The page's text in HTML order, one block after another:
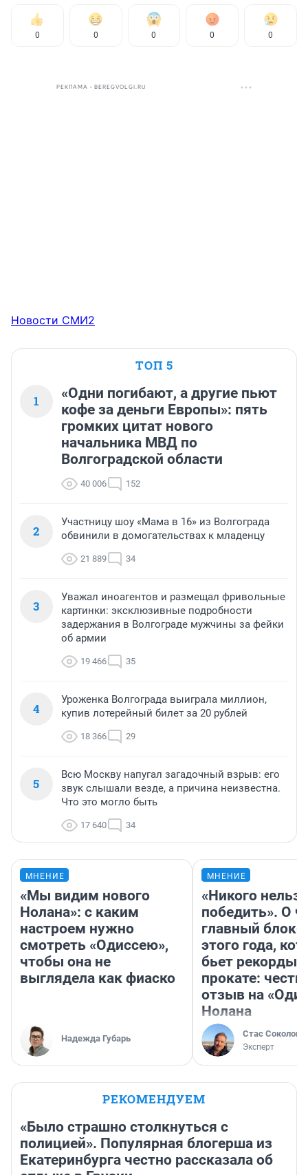
0 0 0 0 0
РЕКЛАМА • BEREGVOLGI.RU
Новости СМИ2
ТОП 5
1
«Одни погибают, а другие пьют
кофе за деньги Европы»: пять
громких цитат нового
начальника МВД по
Волгоградской области
40 006 152
2
Участницу шоу «Мама в 16» из Волгограда
обвинили в домогательствах к младенцу
21 889 34
3
Уважал иноагентов и размещал фривольные
картинки: эксклюзивные подробности
задержания в Волгограде мужчины за фейки
об армии
19 466 35
4
Уроженка Волгограда выиграла миллион,
купив лотерейный билет за 20 рублей
18 366 29
5
Всю Москву напугал загадочный взрыв: его
звук слышали везде, а причина неизвестна.
Что это могло быть
17 640 34
МНЕНИЕ
«Мы видим нового
Нолана»: с каким
настроем нужно
смотреть «Одиссею»,
чтобы она не
выглядела как фиаско
Надежда Губарь
МНЕНИЕ
«Никого нельзя
победить». О
главный
этого года,
бьет рекорды в
прокате:
отзыв на
Нолана
Стас Соколов
Эксперт
РЕКОМЕНДУЕМ
«Было страшно столкнуться с
полицией». Популярная блогерша из
Екатеринбурга честно рассказала об